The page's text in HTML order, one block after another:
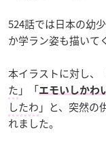
524話では日本の幼
か学ラン姿も描いて
本イラストに対し、
た 」「エモいしかわ
したわ 」と、突然の
れました。